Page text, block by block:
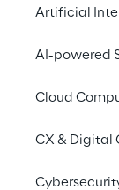
Artificial
AI-powered
Cloud
CX & Digital
Reply
di nuova